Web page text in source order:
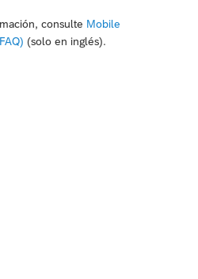
consulte Mobile
(solo en inglés).